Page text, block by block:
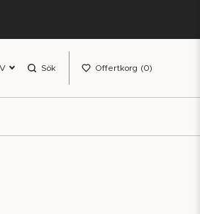
Sök Offertkorg 0